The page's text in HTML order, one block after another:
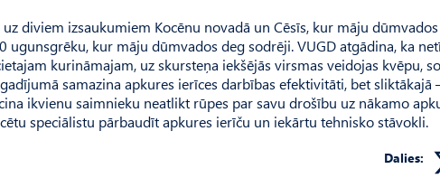
diviem izsaukumiem Kocēnu novadā un Cēsīs, kur māju
kur māju dūmvados deg sodrēji. VUGD atgādina, ka
kurināmajam, uz skursteņa iekšējās virsmas veidojas kvēpu,
samazina apkures ierīces darbības efektivitāti, bet sliktākajā
ikvienu saimnieku neatlikt rūpes par savu drošību uz nākamo
speciālistu pārbaudīt apkures ierīču un iekārtu tehnisko stāvokli.
Dalies: